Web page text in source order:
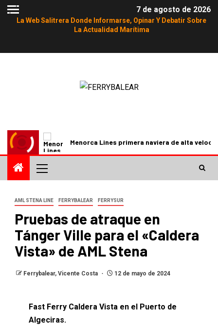
7 de agosto de 2026
La Web Salitrera Donde Informarse, Opinar Y Debatir Sobre
La Actualidad Marítima
Menorca Lines primera naviera de alta velocidad
AML STENA LINE FERRYBALEAR FERRYSUR
Pruebas de atraque en
Tánger Ville para el «Caldera
Vista» de AML Stena
Ferrybalear, Vicente Costa 12 de mayo de 2024
Fast Ferry Caldera Vista en el Puerto de
Algeciras.